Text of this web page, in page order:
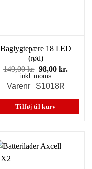
Baglygtepære 18 LED
(rød)
149,00kr. Den
oprindelige
pris
149,00 kr..
98,00kr.
98,00
inkl. moms
Varenr: S1018R
Tilføj til kurv